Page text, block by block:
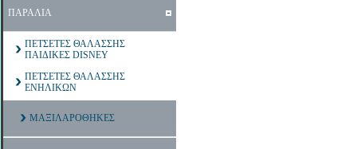
ΠΑΡΑΛΙΑ
ΠΕΤΣΕΤΕΣ ΘΑΛΑΣΣΗΣ
ΠΑΙΔΙΚΕΣ DISNEY
ΠΕΤΣΕΤΕΣ ΘΑΛΑΣΣΗΣ
ΕΝΗΛΙΚΩΝ
ΜΑΞΙΛΑΡΟΘΗΚΕΣ